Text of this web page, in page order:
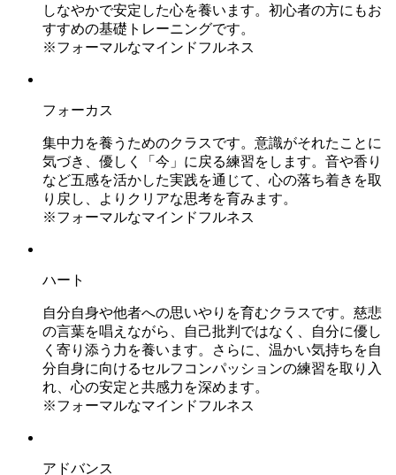
しなやかで安定した心を養います。初心者の方にもお
すすめの基礎トレーニングです。
※フォーマルなマインドフルネス
フォーカス
集中力を養うためのクラスです。意識がそれたことに
気づき、優しく「今」に戻る練習をします。音や香り
など五感を活かした実践を通じて、心の落ち着きを取
り戻し、よりクリアな思考を育みます。
※フォーマルなマインドフルネス
ハート
自分自身や他者への思いやりを育むクラスです。慈悲
の言葉を唱えながら、自己批判ではなく、自分に優し
く寄り添う力を養います。さらに、温かい気持ちを自
分自身に向けるセルフコンパッションの練習を取り入
れ、心の安定と共感力を深めます。
※フォーマルなマインドフルネス
アドバンス